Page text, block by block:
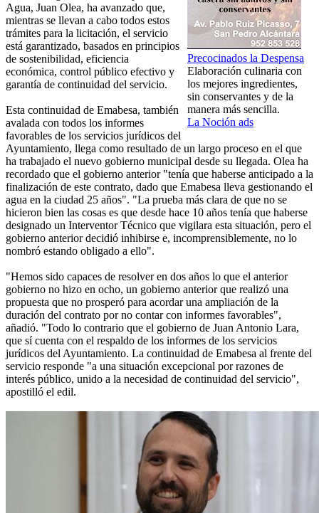
Precocinados la Despensa
Elaboración culinaria con
los mejores ingredientes,
sin conservantes y de la
manera más sencilla.
La Noción ads
Agua, Juan Olea, ha avanzado que,
mientras se llevan a cabo todos estos
trámites para la licitación, el servicio
está garantizado, basados en principios
de sostenibilidad, eficiencia
económica, control público efectivo y
garantía de continuidad del servicio.
Esta continuidad de Emabesa, también
avalada con todos los informes
favorables de los servicios jurídicos del
Ayuntamiento, llega como resultado de un largo proceso en el que
ha trabajado el nuevo gobierno municipal desde su llegada. Olea ha
recordado que el gobierno anterior "tenía que haberse anticipado a la
finalización de este contrato, dado que Emabesa lleva gestionando el
agua en la ciudad 25 años". "La prueba más clara de que no se
hicieron bien las cosas es que desde hace 10 años tenía que haberse
designado un Interventor Técnico que vigilara esta situación, pero el
gobierno anterior decidió inhibirse e, incomprensiblemente, no lo
nombró estando obligado a ello".
"Hemos sido capaces de resolver en dos años lo que el anterior
gobierno no hizo en ocho, un gobierno anterior que realizó una
propuesta que no prosperó para acordar una ampliación de la
duración del contrato por no contar con informes favorables",
añadió. "Todo lo contrario que el gobierno de Juan Antonio Lara,
que sí cuenta con el respaldo de los informes de los servicios
jurídicos del Ayuntamiento. La continuidad de Emabesa al frente del
servicio responde "a una situación excepcional por razones de
interés público, unido a la necesidad de continuidad del servicio",
apostilló el edil.